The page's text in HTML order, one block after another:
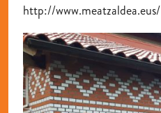
http://www.meatzaldea.eus/